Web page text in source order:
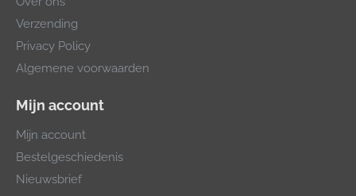
Verzending
Privacy Policy
Algemene voorwaarden
Mijn account
Mijn account
Bestelgeschiedenis
Nieuwsbrief